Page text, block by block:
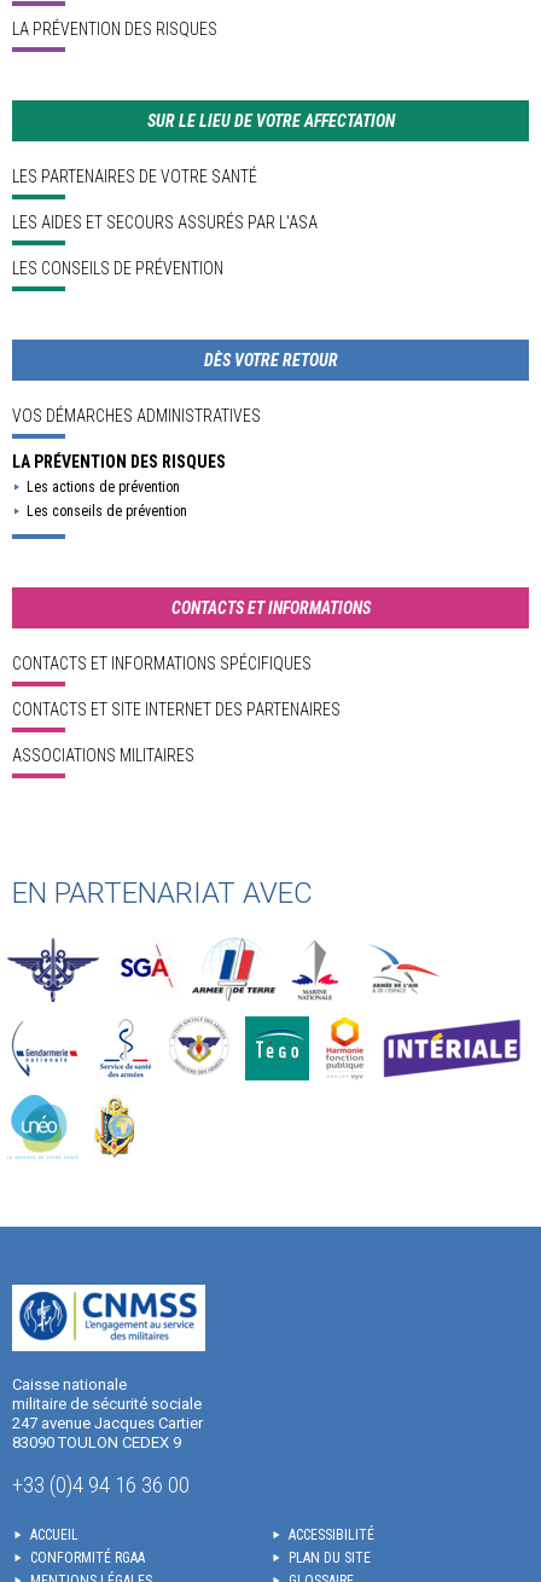
LA PRÉVENTION DES RISQUES
SUR LE LIEU DE VOTRE AFFECTATION
LES PARTENAIRES DE VOTRE SANTÉ
LES AIDES ET SECOURS ASSURÉS PAR L'ASA
LES CONSEILS DE PRÉVENTION
DÈS VOTRE RETOUR
VOS DÉMARCHES ADMINISTRATIVES
LA PRÉVENTION DES RISQUES
Les actions de prévention
Les conseils de prévention
CONTACTS ET INFORMATIONS
CONTACTS ET INFORMATIONS SPÉCIFIQUES
CONTACTS ET SITE INTERNET DES PARTENAIRES
ASSOCIATIONS MILITAIRES
EN PARTENARIAT AVEC
Caisse nationale
militaire de sécurité sociale
247 avenue Jacques Cartier
83090 TOULON CEDEX 9
+33 (0)4 94 16 36 00
ACCUEIL
ACCESSIBILITÉ
CONFORMITÉ RGAA
PLAN DU SITE